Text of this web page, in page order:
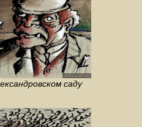
саду